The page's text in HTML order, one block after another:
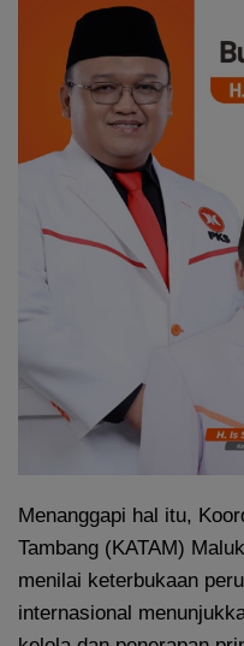
Menanggapi hal itu,
Tambang (KATAM)
menilai keterbukaan
internasional